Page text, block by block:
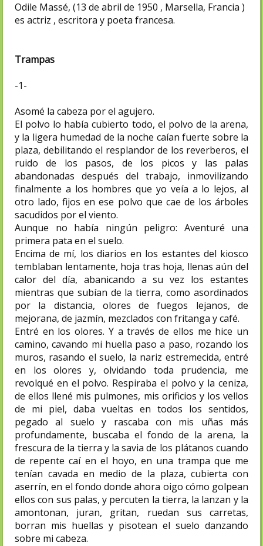
Odile Massé, (13 de abril de 1950 , Marsella, Francia )
es actriz , escritora y poeta francesa.
Trampas
-1-
Asomé la cabeza por el agujero.
El polvo lo había cubierto todo, el polvo de la arena,
y la ligera humedad de la noche caían fuerte sobre la
plaza, debilitando el resplandor de los reverberos, el
ruido de los pasos, de los picos y las palas
abandonadas después del trabajo, inmovilizando
finalmente a los hombres que yo veía a lo lejos, al
otro lado, fijos en ese polvo que cae de los árboles
sacudidos por el viento.
Aunque no había ningún peligro: Aventuré una
primera pata en el suelo.
Encima de mí, los diarios en los estantes del kiosco
temblaban lentamente, hoja tras hoja, llenas aún del
calor del día, abanicando a su vez los estantes
mientras que subían de la tierra, como asordinados
por la distancia, olores de fuegos lejanos, de
mejorana, de jazmín, mezclados con fritanga y café.
Entré en los olores. Y a través de ellos me hice un
camino, cavando mi huella paso a paso, rozando los
muros, rasando el suelo, la nariz estremecida, entré
en los olores y, olvidando toda prudencia, me
revolqué en el polvo. Respiraba el polvo y la ceniza,
de ellos llené mis pulmones, mis orificios y los vellos
de mi piel, daba vueltas en todos los sentidos,
pegado al suelo y rascaba con mis uñas más
profundamente, buscaba el fondo de la arena, la
frescura de la tierra y la savia de los plátanos cuando
de repente caí en el hoyo, en una trampa que me
tenían cavada en medio de la plaza, cubierta con
aserrín, en el fondo donde ahora oigo cómo golpean
ellos con sus palas, y percuten la tierra, la lanzan y la
amontonan, juran, gritan, ruedan sus carretas,
borran mis huellas y pisotean el suelo danzando
sobre mi cabeza.